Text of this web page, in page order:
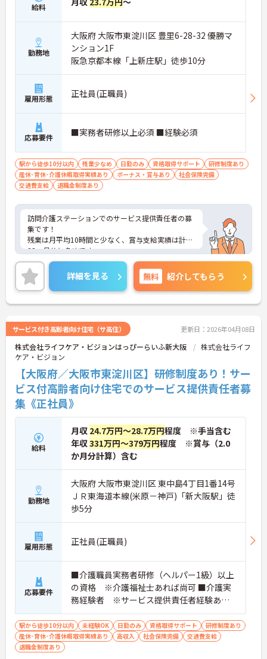
給料
勤務地
大阪府 大阪市東淀川区 豊里6-28-32 優勝マ
ンション1F
阪急京都本線「上新庄駅」徒歩10分
雇用形態 正社員(正職員)
応募要件 ■実務者研修以上必須 ■経験必須
駅から徒歩10分以内 残業少なめ 日勤のみ 資格取得サポート
研修制度あり
産休･育休･介護休暇取得実績あり
ボーナス・賞与あり
社会保険完備
交通費支給
退職金制度あり
訪問介護ステーションでのサービス提供責任者の募
集です！
残業は月平均10時間と少なく、賞与支給実績は計4.
23ヶ月分と多めです。
勤続年数手当や資格手当などの各種手当が充実して
おり、長く働きやすい環境です☆
ご興味のある方には、面接対策ポイントなど、さら
に詳細をお話しいたしますのでお気軽にご相談くだ
さい！
詳細を見る 無料 紹介してもらう
サービス付き高齢者向け住宅（サ高住） 更新日：2026年04月08日
株式会社ライフケア・ビジョンはっぴーらいふ新大阪
株式会社ライフ
ケア・ビジョン
【大阪府／大阪市東淀川区】研修制度あり！サー
ビス付高齢者向け住宅でのサービス提供責任者募
集《正社員》
給料
月収 24.7万円～28.7万円程度 ※手当含む
年収331万円～379万円程度 ※賞与（2.0
か月分計算）含む
勤務地
大阪府 大阪市東淀川区 東中島4丁目1番14号
ＪＲ東海道本線(米原－神戸)「新大阪駅」徒
歩5分
雇用形態 正社員(正職員)
応募要件
■介護職員実務者研修（ヘルパー1級）以上
の資格 ※介護福祉士あれば尚可 ■介護実
務経験者 ※サービス提供責任者経験あれ
ば尚可
駅から徒歩10分以内 未経験OK 日勤のみ 資格取得サポート
研修制度あり
産休･育休･介護休暇取得実績あり
高収入 社会保険完備
交通費支給
退職金制度あり